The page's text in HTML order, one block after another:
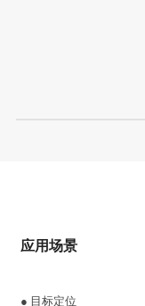
应用场景
● 目标定位